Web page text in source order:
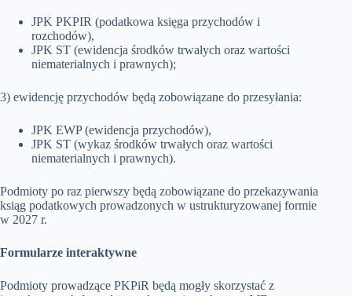
JPK PKPIR (podatkowa księga przychodów i
rozchodów),
JPK ST (ewidencja środków trwałych oraz wartości
niematerialnych i prawnych);
3) ewidencję przychodów będą zobowiązane do przesyłania:
JPK EWP (ewidencja przychodów),
JPK ST (wykaz środków trwałych oraz wartości
niematerialnych i prawnych).
Podmioty po raz pierwszy będą zobowiązane do przekazywania
ksiąg podatkowych prowadzonych w ustrukturyzowanej formie
w 2027 r.
Formularze interaktywne
Podmioty prowadzące PKPiR będą mogły skorzystać z